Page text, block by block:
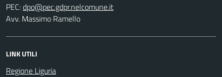
PEC:
Avv. Massimo Ramello
LINK UTILI
Regione Liguria